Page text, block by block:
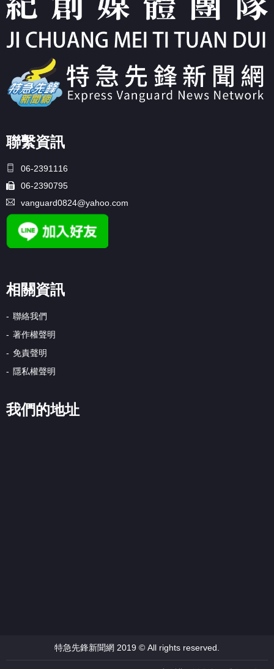
聯繫資訊
06-2391116
06-2390795
vanguard0824@yahoo.com
相關資訊
聯絡我們
著作權聲明
免責聲明
隱私權聲明
我們的地址
特急先鋒新聞網 2019 © All rights reserved.